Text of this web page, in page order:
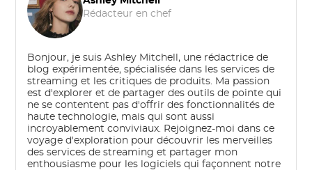
Rédacteur en chef
Bonjour, je suis Ashley Mitchell, une rédactrice de
blog expérimentée, spécialisée dans les services de
streaming et les critiques de produits. Ma passion
est d'explorer et de partager des outils de pointe qui
ne se contentent pas d'offrir des fonctionnalités de
haute technologie, mais qui sont aussi
incroyablement conviviaux. Rejoignez-moi dans ce
voyage d'exploration pour découvrir les merveilles
des services de streaming et partager mon
enthousiasme pour les logiciels qui façonnent notre